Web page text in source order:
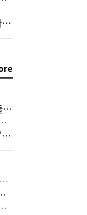
"어렵다"며 가격 올린 식품사들…진짜 어려운 거 맞아?
이젠 '불쌍한 놈' 됐다
홈플러스, 2000억원으로 '시간'을 샀다
"삐삐리 빠삐코~" 여름이면 생각나는 그 노래
정한 하이마트
흔든 '세계관' 마케팅